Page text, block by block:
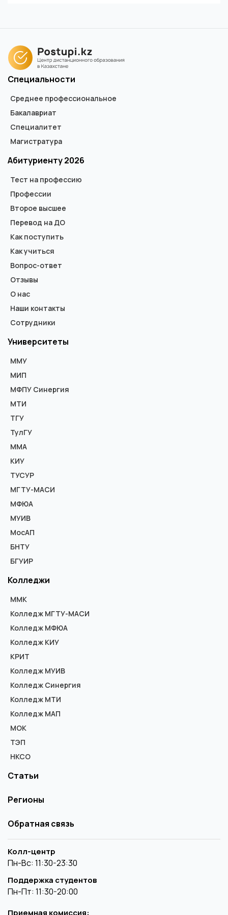
Специальности
Среднее профессиональное
Бакалавриат
Специалитет
Магистратура
Абитуриенту 2026
Тест на профессию
Профессии
Второе высшее
Перевод на ДО
Как поступить
Как учиться
Вопрос-ответ
Отзывы
О нас
Наши контакты
Сотрудники
Университеты
ММУ
МИП
МФПУ Синергия
МТИ
ТГУ
ТулГУ
ММА
КИУ
ТУСУР
МГТУ-МАСИ
МФЮА
МУИВ
МосАП
БНТУ
БГУИР
Колледжи
ММК
Колледж МГТУ-МАСИ
Колледж МФЮА
Колледж КИУ
КРИТ
Колледж МУИВ
Колледж Синергия
Колледж МТИ
Колледж МАП
МОК
ТЭП
НКСО
Статьи
Регионы
Обратная связь
Колл-центр
Пн-Вс: 11:30-23:30
Поддержка студентов
Пн-Пт: 11:30-20:00
Приемная комиссия: